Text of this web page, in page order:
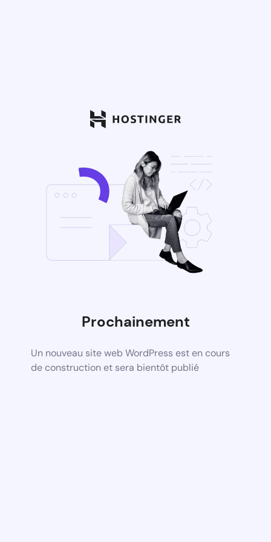
Prochainement
Un nouveau site web WordPress est en cours
de construction et sera bientôt publié